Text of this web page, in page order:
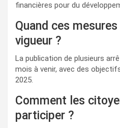
financières pour du
Quand ces
vigueur ?
La publication de plusieurs
mois à venir, avec des
2025.
Comment les
participer ?